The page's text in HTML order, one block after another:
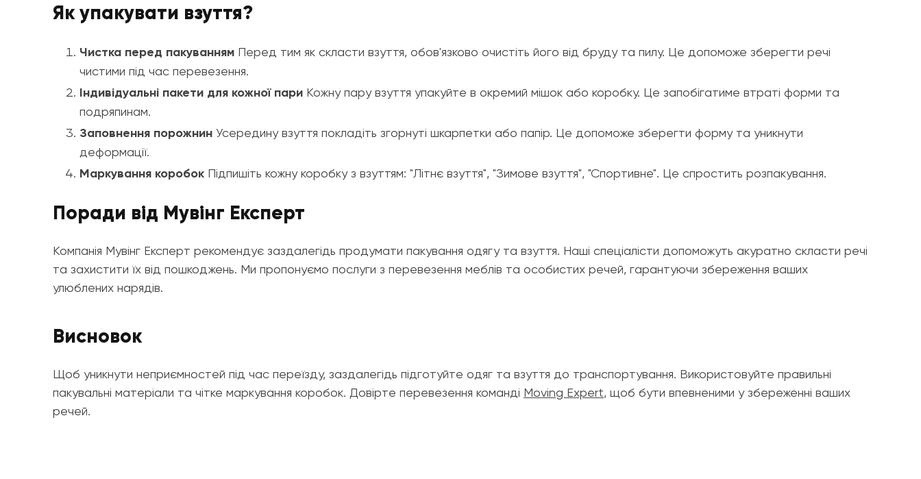
Як упакувати взуття?
Чистка перед пакуванням Перед тим як скласти взуття, обов'язково очистіть його від бруду та пилу. Це допоможе зберегти речі
чистими під час перевезення.
Індивідуальні пакети для кожної пари Кожну пару взуття упакуйте в окремий мішок або коробку. Це запобігатиме втраті форми та
подряпинам.
Заповнення порожнин Усередину взуття покладіть згорнуті шкарпетки або папір. Це допоможе зберегти форму та уникнути
деформації.
Маркування коробок Підпишіть кожну коробку з взуттям: "Літнє взуття", "Зимове взуття", "Спортивне". Це спростить розпакування.
Поради від Мувінг Експерт
Компанія Мувінг Експерт рекомендує заздалегідь продумати пакування одягу та взуття. Наші спеціалісти допоможуть акуратно скласти речі
та захистити їх від пошкоджень. Ми пропонуємо послуги з перевезення меблів та особистих речей, гарантуючи збереження ваших
улюблених нарядів.
Висновок
Щоб уникнути неприємностей під час переїзду, заздалегідь підготуйте одяг та взуття до транспортування. Використовуйте правильні
пакувальні матеріали та чітке маркування коробок. Довірте перевезення команді Moving Expert, щоб бути впевненими у збереженні ваших
речей.